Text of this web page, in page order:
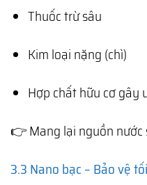
Thuốc trừ sâu
Kim loại nặng (chì)
Hợp chất hữu cơ gây
👉 Mang lại nguồn nước
3.3 Nano bạc – Bảo vệ